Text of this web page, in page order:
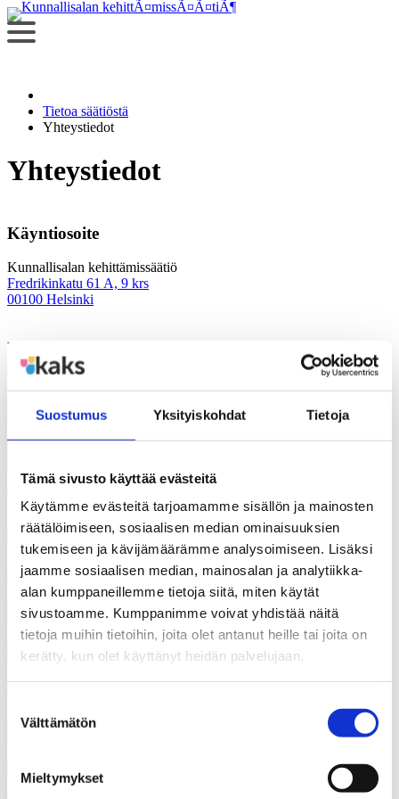
Suostumus Yksityiskohdat Tietoja
Tämä sivusto käyttää evästeitä
Käytämme evästeitä tarjoamamme sisällön ja mainosten
räätälöimiseen, sosiaalisen median ominaisuuksien
tukemiseen ja kävijämäärämme analysoimiseen. Lisäksi
jaamme sosiaalisen median, mainosalan ja analytiikka-
alan kumppaneillemme tietoja siitä, miten käytät
sivustoamme. Kumppanimme voivat yhdistää näitä
tietoja muihin tietoihin, joita olet antanut heille tai joita on
kerätty, kun olet käyttänyt heidän palvelujaan.
valinta
Välttämätön
Mieltymykset
Siirry
sisältöön
Tietoa säätiöstä
Yhteystiedot
Yhteystiedot
Käyntiosoite
Kunnallisalan kehittämissäätiö
Fredrikinkatu 61 A, 9 krs
00100 Helsinki
Yhteys
Toimistomme esteettömyystiedot
Laskutustiedot
Toimiston henkilöstö
Satu Perjo
satu.perjo@kaks.fi +358400720874
sosiaalinen media, verkkosivut,
viestinnän kehittäminen
Sami Borg
sami.borg@kaks.fi
Säätiön julkaisutoiminta,